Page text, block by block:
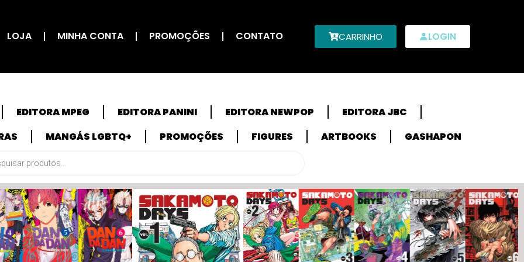
LOJA MINHA CONTA PROMOÇÕES CONTATO CARRINHO LOGIN
EDITORA MPEG EDITORA PANINI EDITORA NEWPOP
EDITORA JBC
MANGÁS LGBTQ+ PROMOÇÕES FIGURES ARTBOOKS GASHAPON